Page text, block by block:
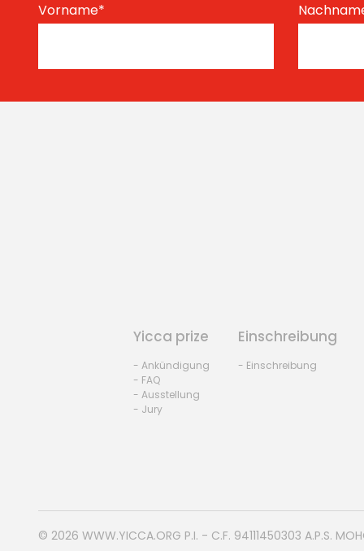
Vorname*
Yicca prize
- Ankündigung
- FAQ
- Ausstellung
- Jury
Einschreibung
- Einschreibung
© 2026 WWW.YICCA.ORG P.I. - C.F. 94111450303 A.P.S.